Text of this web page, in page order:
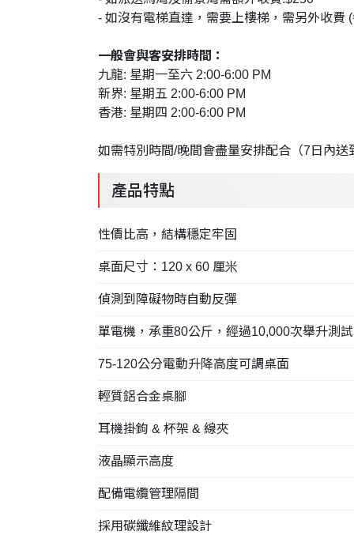
- 如沒有電梯直達，需要上樓梯，需另外收費
一般會與客安排時間：
九龍: 星期一至六 2:00-6:00 PM
新界: 星期五 2:00-6:00 PM
香港: 星期四 2:00-6:00 PM
如需特別時間/晚間會盡量安排配合（7日內
產品特點
性價比高，結構穩定牢固
桌面尺寸：120 x 60 厘米
偵測到障礙物時自動反彈
單電機，承重80公斤，經過10,000次舉升測
75-120公分電動升降高度可調桌面
輕質鋁合金桌腳
耳機掛鉤 & 杯架 & 線夾
液晶顯示高度
配備電纜管理隔間
採用碳纖維紋理設計